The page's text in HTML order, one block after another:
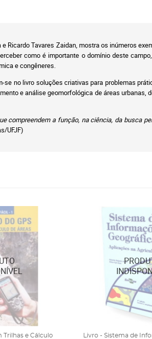
e Ricardo Tavares Zaidan, mostra os inúmeros
como é importante o domínio deste
e congêneres.
no livro soluções criativas para problemas
e análise geomorfológica de áreas
compreendem a função, na ciência, da busca
UFJF)
Trilhas e Cálculo
Livro - Sistema de